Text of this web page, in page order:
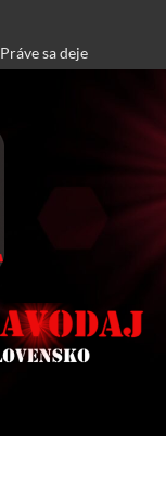
Práve sa deje